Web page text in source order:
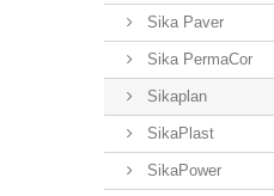
Sika Paver
Sika PermaCor
Sikaplan
SikaPlast
SikaPower